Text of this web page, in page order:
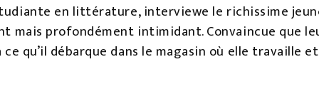
en littérature, interviewe le richissime
mais profondément intimidant. Convaincue que
ce qu’il débarque dans le magasin où elle travaille